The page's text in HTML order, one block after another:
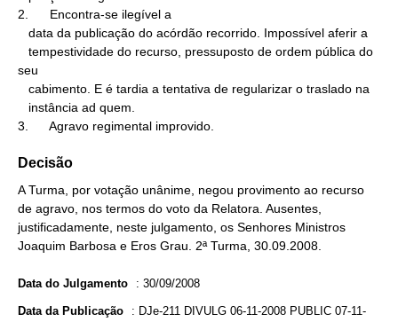
2.      Encontra-se ilegível a
seu
3.      Agravo regimental improvido.
Decisão
A Turma, por votação unânime, negou provimento ao recurso
de agravo, nos termos do voto da Relatora. Ausentes,
justificadamente, neste julgamento, os Senhores Ministros
Joaquim Barbosa e Eros Grau. 2ª Turma, 30.09.2008.
Data do Julgamento : 30/09/2008
Data da Publicação : DJe-211 DIVULG 06-11-2008 PUBLIC 07-11-